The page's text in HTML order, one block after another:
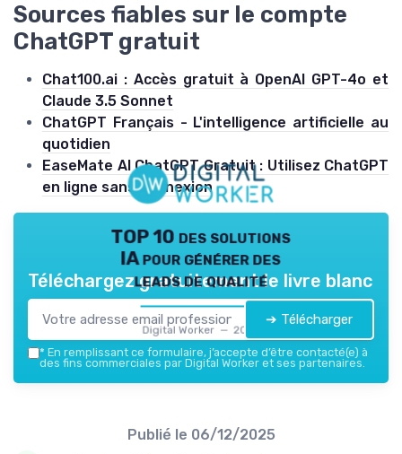
Sources fiables sur le compte
ChatGPT gratuit
Chat100.ai : Accès gratuit à OpenAI GPT-4o et
Claude 3.5 Sonnet
ChatGPT Français - L'intelligence artificielle au
quotidien
EaseMate AI ChatGPT Gratuit : Utilisez ChatGPT
en ligne sans connexion
TOP 10 des solutions
IA pour générer des
leads de qualité
Digital Worker — 2026
Téléchargez gratuitement le livre blanc
➔ Télécharger
* En remplissant ce formulaire, j’accepte d’être contacté(e) à
des fins commerciales par Digital Worker et ses partenaires.
Publié le 06/12/2025